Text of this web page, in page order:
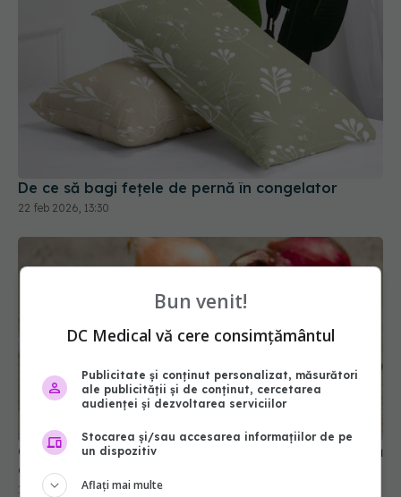
De ce să bagi fețele de pernă în congelator
22 feb 2026, 13:30
Ce tip de ceapă alegi în funcție de ceea ce vrei să
gătești
10 mar 2026, 08:43
Bun venit!
DC Medical vă cere consimțământul
Publicitate și conținut personalizat, măsurători
ale publicității și de conținut, cercetarea
audienței și dezvoltarea serviciilor
Stocarea și/sau accesarea informațiilor de pe
un dispozitiv
Aflați mai multe